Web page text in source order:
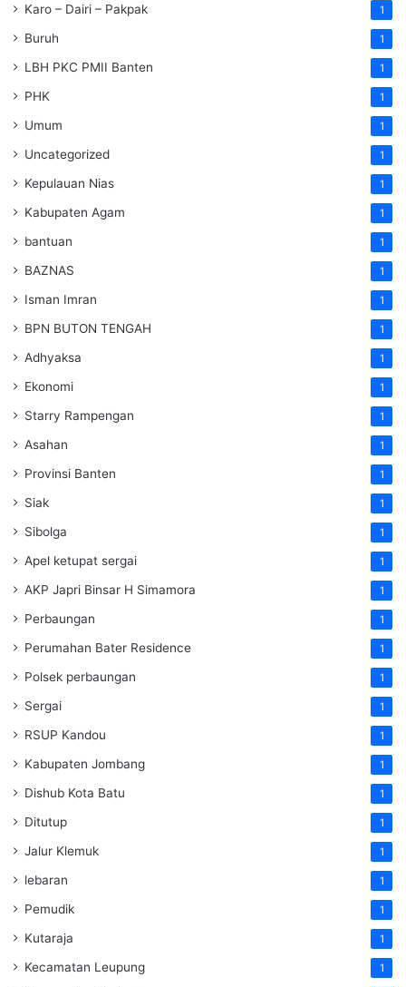
Karo – Dairi – Pakpak 1
Buruh 1
LBH PKC PMII Banten 1
PHK 1
Umum 1
Uncategorized 1
Kepulauan Nias 1
Kabupaten Agam 1
bantuan 1
BAZNAS 1
Isman Imran 1
BPN BUTON TENGAH 1
Adhyaksa 1
Ekonomi 1
Starry Rampengan 1
Asahan 1
Provinsi Banten 1
Siak 1
Sibolga 1
Apel ketupat sergai 1
AKP Japri Binsar H Simamora 1
Perbaungan 1
Perumahan Bater Residence 1
Polsek perbaungan 1
Sergai 1
RSUP Kandou 1
Kabupaten Jombang 1
Dishub Kota Batu 1
Ditutup 1
Jalur Klemuk 1
lebaran 1
Pemudik 1
Kutaraja 1
Kecamatan Leupung 1